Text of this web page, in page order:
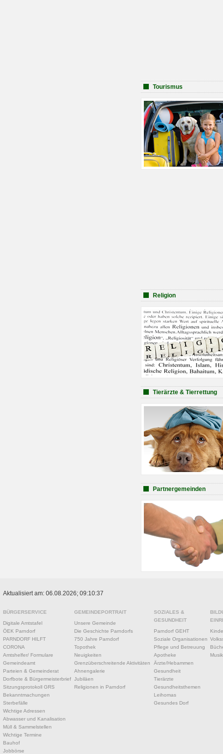
Tourismus
Religion
Tierärzte & Tierrettung
Partnergemeinden
Aktualisiert am: 06.08.2026; 09:10:37
BÜRGERSERVICE
Digitale Amtstafel
ÖEK Parndorf
PARNDORF HILFT
CORONA
Amtshelfer/ Formulare
Gemeindeamt
Parteien & Gemeinderat
Dorfbote & Bürgermeisterbrief
Sitzungsprotokoll GRS
Bekanntmachungen
Sterbefälle
Wichtige Adressen
Abwasser und Kanalisation
Müll & Sammelstellen
Wichtige Termine
Bauhof
Jobbörse
GEMEINDEPORTRAIT
Unsere Gemeinde
Die Geschichte Parndorfs
750 Jahre Parndorf
Topothek
Neuigkeiten
Grenzüberschreitende Aktivitäten
Ahnengalerie
Jubiläen
Religionen in Parndorf
SOZIALES &
GESUNDHEIT
Parndorf GEHT
Soziale Organisationen
Pflege und Betreuung
Apotheke
Ärzte/Hebammen
Gesundheit
Tierärzte
Gesundheitsthemen
Leihomas
Gesundes Dorf